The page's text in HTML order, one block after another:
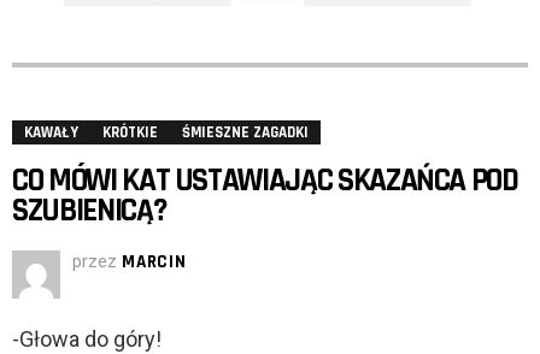
KAWAŁY KRÓTKIE ŚMIESZNE ZAGADKI
CO MÓWI KAT USTAWIAJĄC SKAZAŃCA POD
SZUBIENICĄ?
przez MARCIN
-Głowa do góry!